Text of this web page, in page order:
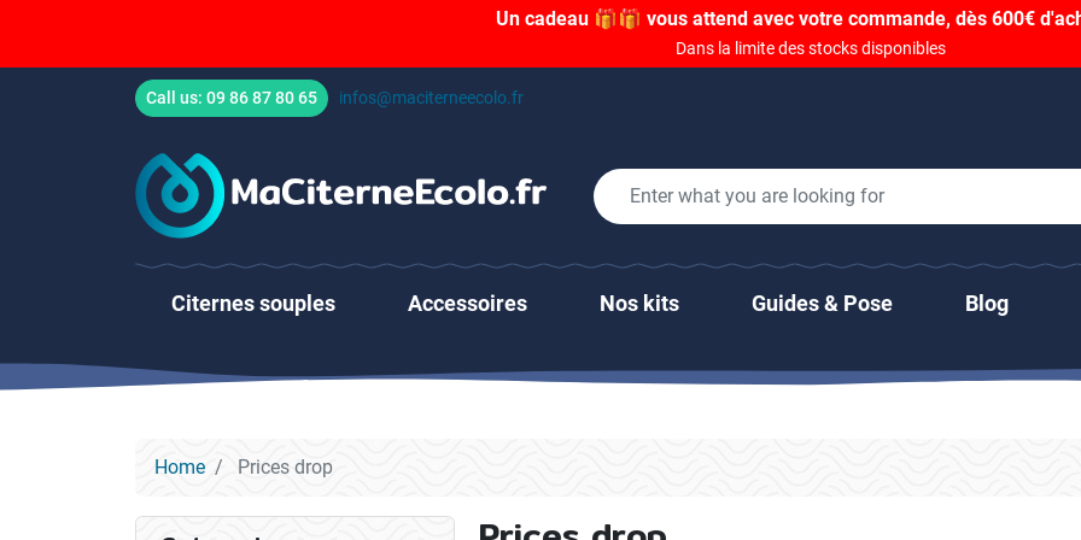
Un cadeau 🎁🎁 vous attend avec votre commande, dès 600€
Dans la limite des stocks disponibles
Call us: 09 86 87 80 65 infos@maciterneecolo.fr
Citernes souples Accessoires Nos kits Guides & Pose Blog
Home Prices drop